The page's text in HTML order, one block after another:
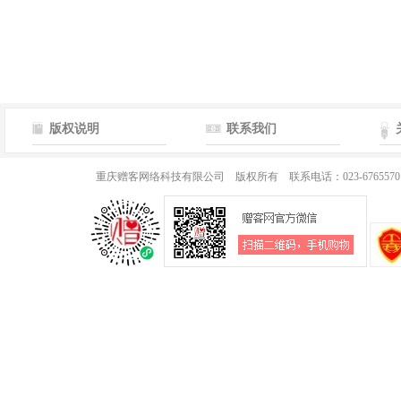
版权说明 联系我们
重庆赠客网络科技有限公司 版权所有 联系电话：023-